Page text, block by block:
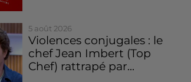
5 août 2026
Violences conjugales : le
chef Jean Imbert (Top
Chef) rattrapé par...